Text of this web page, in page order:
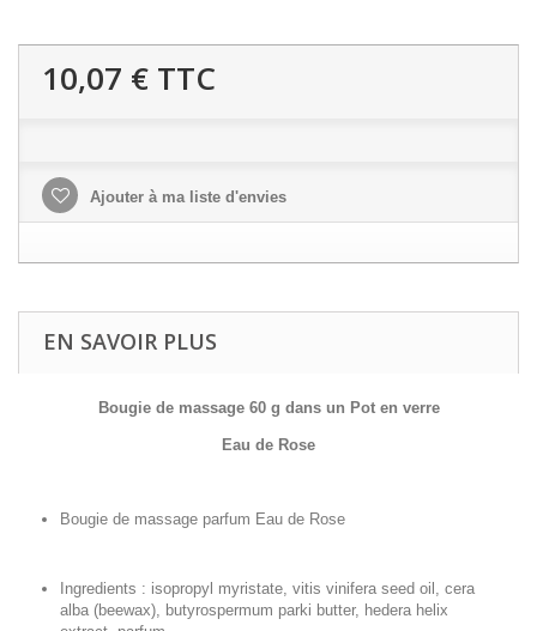
10,07 € TTC
Ajouter à ma liste d'envies
EN SAVOIR PLUS
Bougie de massage 60 g dans un Pot en verre
Eau de Rose
Bougie de massage parfum Eau de Rose
Ingredients : isopropyl myristate, vitis vinifera seed oil, cera
alba (beewax), butyrospermum parki butter, hedera helix